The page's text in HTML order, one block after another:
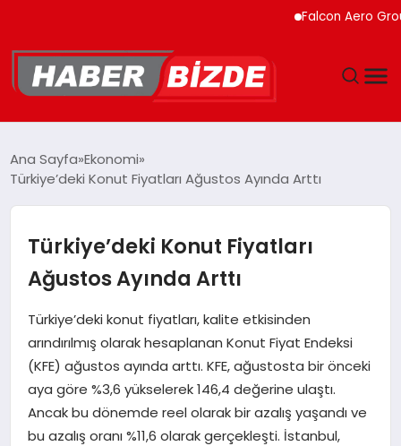
Falcon Aero Group,
YAŞAM
EKONOMI
EĞITIM
MAGAZIN
SPOR
TEKNOLOJI
Ana Sayfa Ekonomi
Türkiye’deki Konut Fiyatları Ağustos Ayında Arttı
Türkiye’deki Konut Fiyatları
Ağustos Ayında Arttı
Türkiye’deki konut fiyatları, kalite etkisinden
arındırılmış olarak hesaplanan Konut Fiyat Endeksi
(KFE) ağustos ayında arttı. KFE, ağustosta bir önceki
aya göre %3,6 yükselerek 146,4 değerine ulaştı.
Ancak bu dönemde reel olarak bir azalış yaşandı ve
bu azalış oranı %11,6 olarak gerçekleşti. İstanbul,